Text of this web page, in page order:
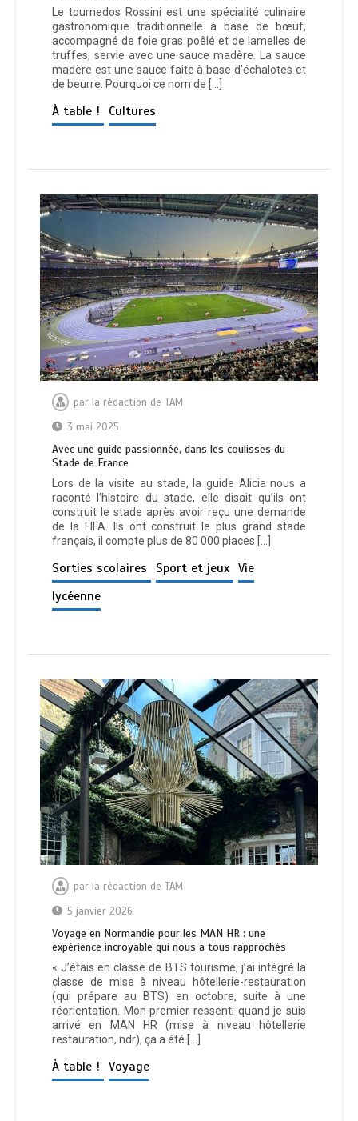
Le tournedos Rossini est une spécialité culinaire
gastronomique traditionnelle à base de bœuf,
accompagné de foie gras poêlé et de lamelles de
truffes, servie avec une sauce madère. La sauce
madère est une sauce faite à base d’échalotes et
de beurre. Pourquoi ce nom de […]
À table ! Cultures
par la rédaction de TAM
3 mai 2025
Avec une guide passionnée, dans les coulisses du
Stade de France
Lors de la visite au stade, la guide Alicia nous a
raconté l’histoire du stade, elle disait qu’ils ont
construit le stade après avoir reçu une demande
de la FIFA. Ils ont construit le plus grand stade
français, il compte plus de 80 000 places […]
Sorties scolaires Sport et jeux Vie
lycéenne
par la rédaction de TAM
5 janvier 2026
Voyage en Normandie pour les MAN HR : une
expérience incroyable qui nous a tous rapprochés
« J’étais en classe de BTS tourisme, j’ai intégré la
classe de mise à niveau hôtellerie-restauration
(qui prépare au BTS) en octobre, suite à une
réorientation. Mon premier ressenti quand je suis
arrivé en MAN HR (mise à niveau hôtellerie
restauration, ndr), ça a été […]
À table ! Voyage